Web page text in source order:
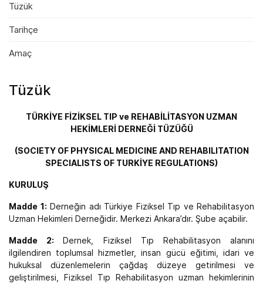
Tüzük
Tarihçe
Amaç
Tüzük
TÜRKİYE FİZİKSEL TIP ve REHABİLİTASYON UZMAN
HEKİMLERİ DERNEĞİ TÜZÜĞÜ
(SOCIETY OF PHYSICAL MEDICINE AND REHABILITATION
SPECIALISTS OF TURKİYE REGULATIONS)
KURULUŞ
Madde 1: Derneğin adı Türkiye Fiziksel Tıp ve Rehabilitasyon
Uzman Hekimleri Derneğidir. Merkezi Ankara’dır. Şube açabilir.
Madde 2:Dernek, Fiziksel Tıp Rehabilitasyon alanını
ilgilendiren toplumsal hizmetler, insan gücü eğitimi, idari ve
hukuksal düzenlemelerin çağdaş düzeye getirilmesi ve
geliştirilmesi, Fiziksel Tıp Rehabilitasyon uzman hekimlerinin